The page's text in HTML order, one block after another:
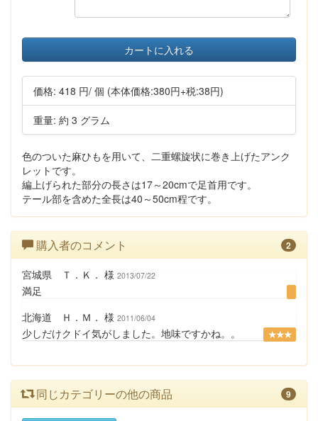
カートに入れる
価格: 418 円/ 個 (本体価格:380円+税:38円)
重量: 約 3 グラム
色のついた麻ひもを用いて、二重螺旋状に巻き上げたアンク
レットです。
編上げられた部分の長さは17～20cmで足首用です。
テール部を含めた全長は40～50cm程です。
購入者のコメント 2
宮城県 Ｔ．Ｋ． 様 2013/07/22
満足
北海道 Ｈ．Ｍ． 様 2011/06/04
★★★
少しだけクドイ気がしました。地味ですかね。。
同じカテゴリーの他の商品 9